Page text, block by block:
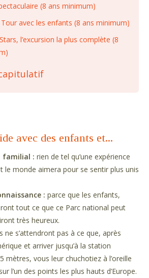
(8 ans minimum)
avec les enfants (8 ans minimum)
l’excursion la plus complète (8
avec des enfants et...
familial : rien de tel qu’une expérience
le monde aimera pour se sentir plus unis
: parce que les enfants,
tout ce que ce Parc national peut
très heureux.
ne s’attendront pas à ce que, après
et arriver jusqu’à la station
mètres, vous leur chuchotiez à l’oreille
l’un des points les plus hauts d’Europe.